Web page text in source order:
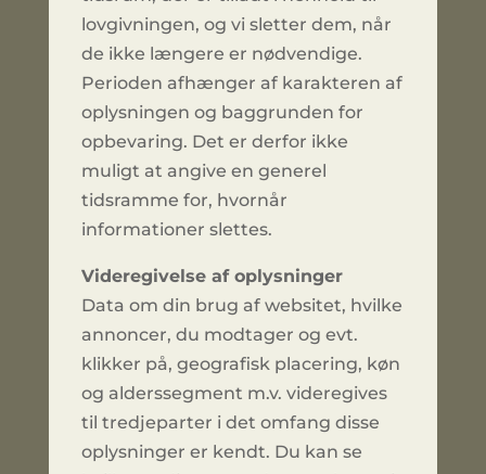
lovgivningen, og vi sletter dem, når
de ikke længere er nødvendige.
Perioden afhænger af karakteren af
oplysningen og baggrunden for
opbevaring. Det er derfor ikke
muligt at angive en generel
tidsramme for, hvornår
informationer slettes.
Videregivelse af oplysninger
Data om din brug af websitet, hvilke
annoncer, du modtager og evt.
klikker på, geografisk placering, køn
og alderssegment m.v. videregives
til tredjeparter i det omfang disse
oplysninger er kendt. Du kan se